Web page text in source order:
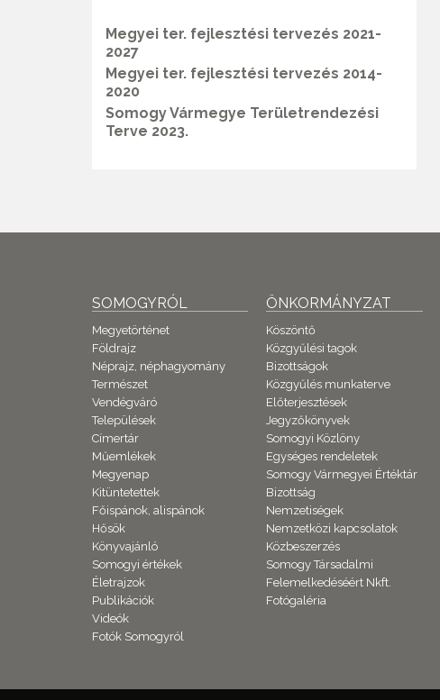
Megyei ter. fejlesztési tervezés 2021-
2027
Megyei ter. fejlesztési tervezés 2014-
2020
Somogy Vármegye Területrendezési
Terve 2023.
SOMOGYRÓL
Megyetörténet
Földrajz
Néprajz, néphagyomány
Természet
Vendégváró
Települések
Címertár
Műemlékek
Megyenap
Kitüntetettek
Főispánok, alispánok
Hősök
Könyvajánló
Somogyi értékek
Életrajzok
Publikációk
Videók
Fotók Somogyról
ÖNKORMÁNYZAT
Köszöntő
Közgyűlési tagok
Bizottságok
Közgyűlés munkaterve
Előterjesztések
Jegyzőkönyvek
Somogyi Közlöny
Egységes rendeletek
Somogy Vármegyei Értéktár
Bizottság
Nemzetiségek
Nemzetközi kapcsolatok
Közbeszerzés
Somogy Társadalmi
Felemelkedéséért Nkft.
Fotógaléria